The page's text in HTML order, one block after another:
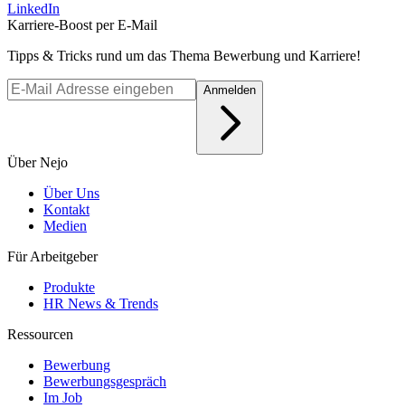
LinkedIn
Karriere-Boost per E-Mail
Tipps & Tricks rund um das Thema Bewerbung und Karriere!
Anmelden
Über Nejo
Über Uns
Kontakt
Medien
Für Arbeitgeber
Produkte
HR News & Trends
Ressourcen
Bewerbung
Bewerbungsgespräch
Im Job